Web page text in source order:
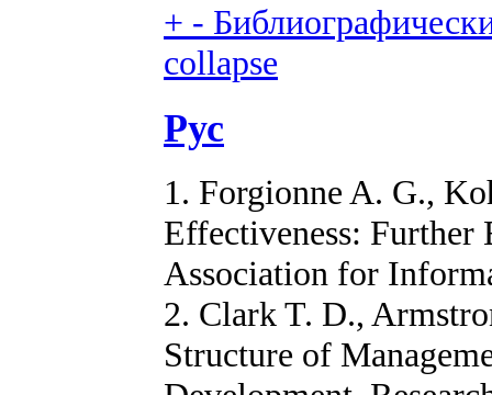
+ -
collapse
Рус
1. Forgionne A. G.,
Effectiveness:
Association for
2. Clark T. D.,
Structure of